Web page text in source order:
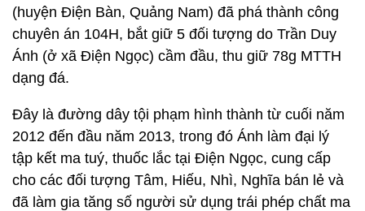
(huyện Điện Bàn, Quảng Nam) đã phá thành công
chuyên án 104H, bắt giữ 5 đối tượng do Trần Duy
Ánh (ở xã Điện Ngọc) cầm đầu, thu giữ 78g MTTH
dạng đá.
Đây là đường dây tội phạm hình thành từ cuối năm
2012 đến đầu năm 2013, trong đó Ánh làm đại lý
tập kết ma tuý, thuốc lắc tại Điện Ngọc, cung cấp
cho các đối tượng Tâm, Hiếu, Nhì, Nghĩa bán lẻ và
đã làm gia tăng số người sử dụng trái phép chất ma